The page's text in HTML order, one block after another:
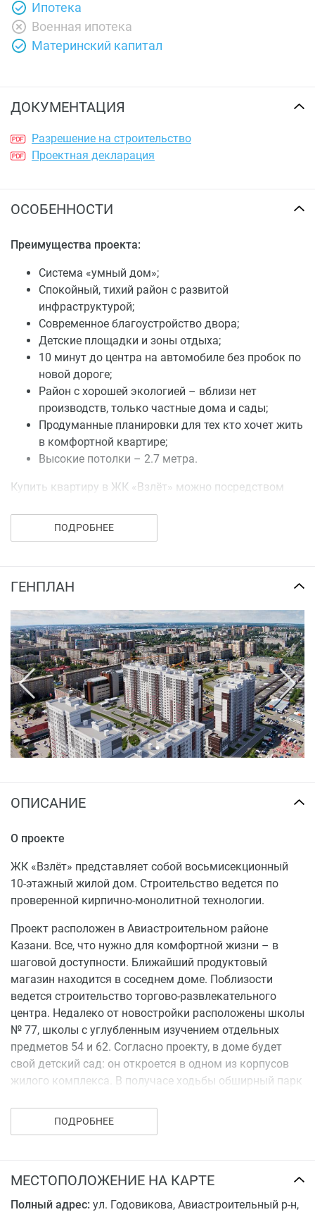
Ипотека
Военная ипотека
Материнский капитал
ДОКУМЕНТАЦИЯ
Разрешение на строительство
Проектная декларация
ОСОБЕННОСТИ
Преимущества проекта:
Система «умный дом»;
Спокойный, тихий район с развитой
инфраструктурой;
Современное благоустройство двора;
Детские площадки и зоны отдыха;
10 минут до центра на автомобиле без пробок по
новой дороге;
Район с хорошей экологией – вблизи нет
производств, только частные дома и сады;
Продуманные планировки для тех кто хочет жить
в комфортной квартире;
Высокие потолки – 2.7 метра.
Купить квартиру в ЖК «Взлёт» можно посредством
ПОДРОБНЕЕ
ГЕНПЛАН
ОПИСАНИЕ
О проекте
ЖК «Взлёт» представляет собой восьмисекционный
10-этажный жилой дом. Строительство ведется по
проверенной кирпично-монолитной технологии.
Проект расположен в Авиастроительном районе
Казани. Все, что нужно для комфортной жизни – в
шаговой доступности. Ближайший продуктовый
магазин находится в соседнем доме. Поблизости
ведется строительство торгово-развлекательного
центра. Недалеко от новостройки расположены школы
№ 77, школы с углубленным изучением отдельных
предметов 54 и 62. Согласно проекту, в доме будет
свой детский сад: он откроется в одном из корпусов
жилого комплекса. В получасе ходьбы обширный парк
Транспортная доступность
магистраль, по которой до центра города 10 минут на
машине без пробок. Автомобилисты смогут составить
ПОДРОБНЕЕ
МЕСТОПОЛОЖЕНИЕ НА КАРТЕ
Полный адрес: ул. Годовикова, Авиастроительный р-н,